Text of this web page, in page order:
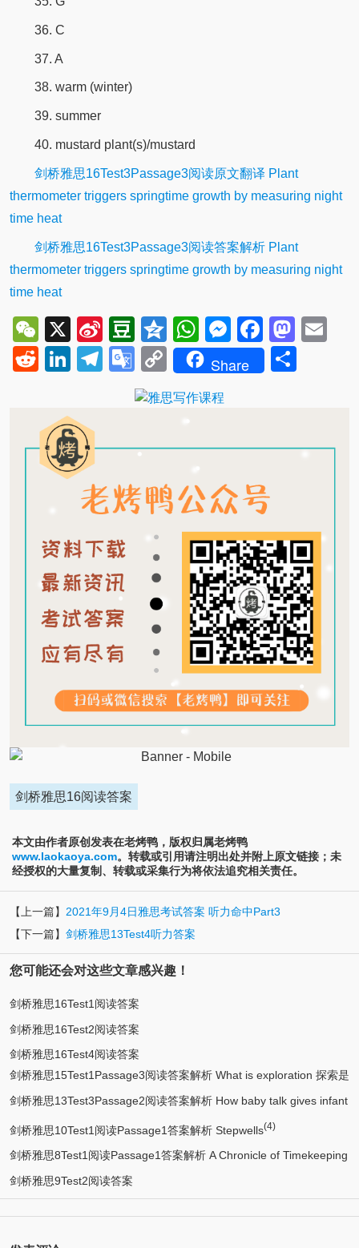
36. C
37. A
38. warm (winter)
39. summer
40. mustard plant(s)/mustard
剑桥雅思16Test3Passage3阅读原文翻译 Plant
thermometer triggers springtime growth by measuring night
time heat
剑桥雅思16Test3Passage3阅读答案解析 Plant
thermometer triggers springtime growth by measuring night
time heat
WeChat
X Sina
Weibo
Douban
Qzone
WhatsApp
Messenger
Reddit
LinkedIn
Telegram
Google
Translate
Copy
Link
Share
剑桥雅思16阅读答案
本文由作者原创发表在老烤鸭，版权归属老烤鸭
www.laokaoya.com。转载或引用请注明出处并附上原文链接；未
经授权的大量复制、转载或采集行为将依法追究相关责任。
【上一篇】 2021年9月4日雅思考试答案 听力命中Part3
【下一篇】 剑桥雅思13Test4听力答案
您可能还会对这些文章感兴趣！
剑桥雅思16Test1阅读答案
剑桥雅思16Test2阅读答案
剑桥雅思16Test4阅读答案
剑桥雅思15Test1Passage3阅读答案解析 What is exploration 探索是
什么
剑桥雅思13Test3Passage2阅读答案解析 How baby talk gives infant
brains a boost
剑桥雅思10Test1阅读Passage1答案解析 Stepwells(4)
剑桥雅思8Test1阅读Passage1答案解析 A Chronicle of Timekeeping
剑桥雅思9Test2阅读答案